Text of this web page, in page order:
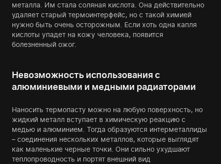
металла. Им стала соляная кислота. Она действительно
удаляет старый термоинтерфейс, но с такой химией
нужно быть очень осторожным. Если хоть одна капля
кислоты упадет на кожу человека, появится
болезненный ожог.
Невозможность использования с
алюминиевыми и медными радиаторами
Наносить термопасту можно на любую поверхность, но
жидкий металл вступает в химическую реакцию с
медью и алюминием. Тогда образуются интерметаллиды
– соединения нескольких металлов, которые выглядят
как маленькие черные точки. Они сильно ухудшают
теплопроводность и портят внешний вид